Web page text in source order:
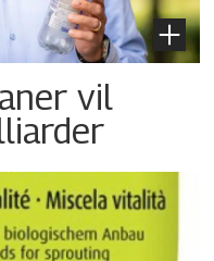
vil